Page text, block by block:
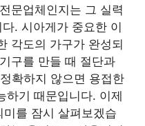
문업체인지는 그 실력
. 시아게가 중요한 이
각도의 가구가 완성되
구를 만들 때 절단과
확하지 않으면 용접한
하기 때문입니다. 이제
를 잠시 살펴보겠습